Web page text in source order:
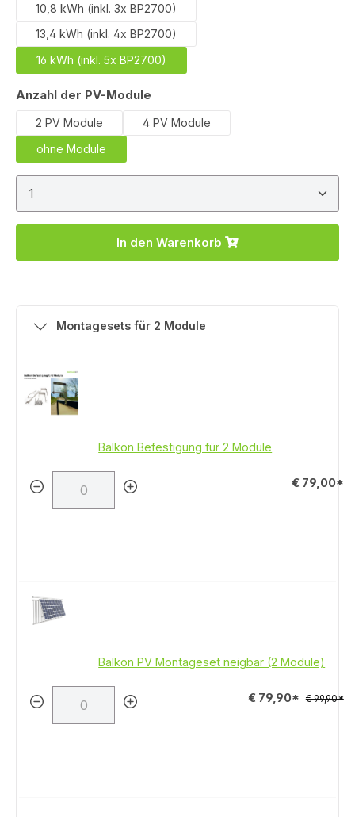
10,8 kWh (inkl. 3x BP2700)
13,4 kWh (inkl. 4x BP2700)
16 kWh (inkl. 5x BP2700)
Anzahl der PV-Module
2 PV Module
4 PV Module
ohne Module
Produkt Anzahl: Gib den gewünschten Wert ein
In den Warenkorb
Montagesets für 2 Module
Balkon Befestigung für 2 Module
€ 79,00*
Balkon PV Montageset neigbar (2 Module)
€ 79,90* € 99,90*